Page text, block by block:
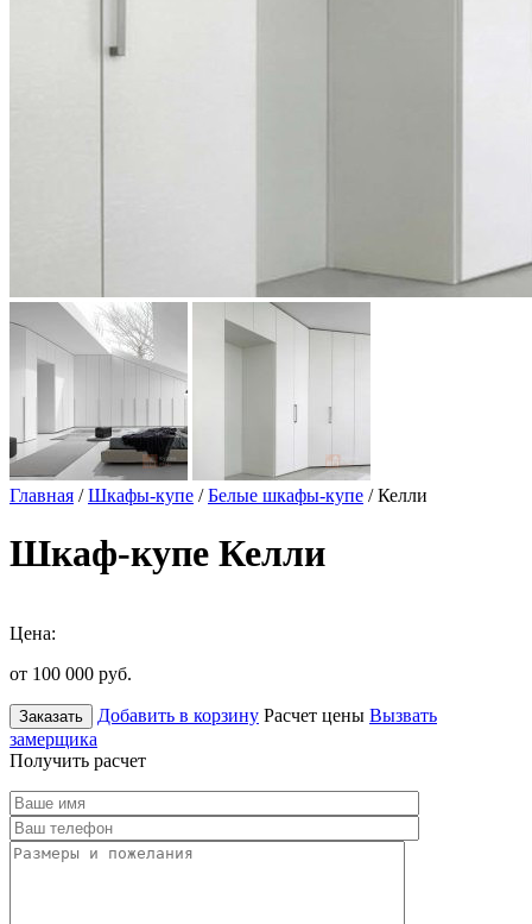
Главная /Шкафы-купе /Белые шкафы-купе / Келли
Шкаф-купе Келли
Цена:
от 100 000 руб.
Заказать Добавить в корзину Расчет цены Вызвать
замерщика
Получить расчет